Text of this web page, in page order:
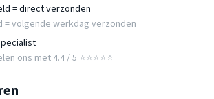
= direct verzonden
= volgende werkdag verzonden
ons met 4.4 / 5 ⭐⭐⭐⭐⭐